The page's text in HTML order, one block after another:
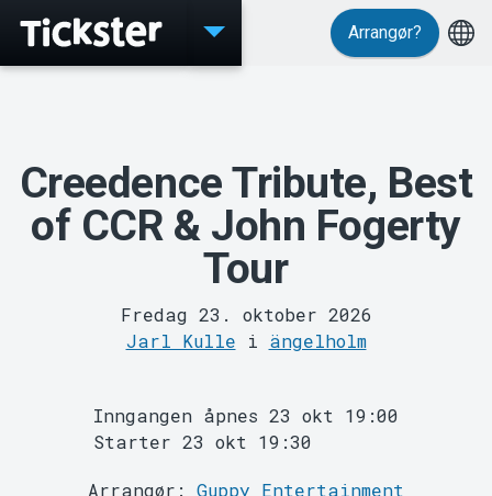
MyTickster
Arrangør?
Creedence Tribute, Best
of CCR & John Fogerty
Tour
Fredag 23. oktober 2026
Jarl Kulle i ängelholm
Inngangen åpnes 23 okt 19:00
Starter 23 okt 19:30
Arrangør: Guppy Entertainment